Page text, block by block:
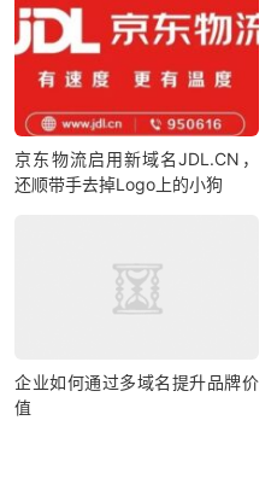
京东物流启用新域名JDL.CN，
还顺带手去掉Logo上的小狗
企业如何通过多域名提升品牌价
值